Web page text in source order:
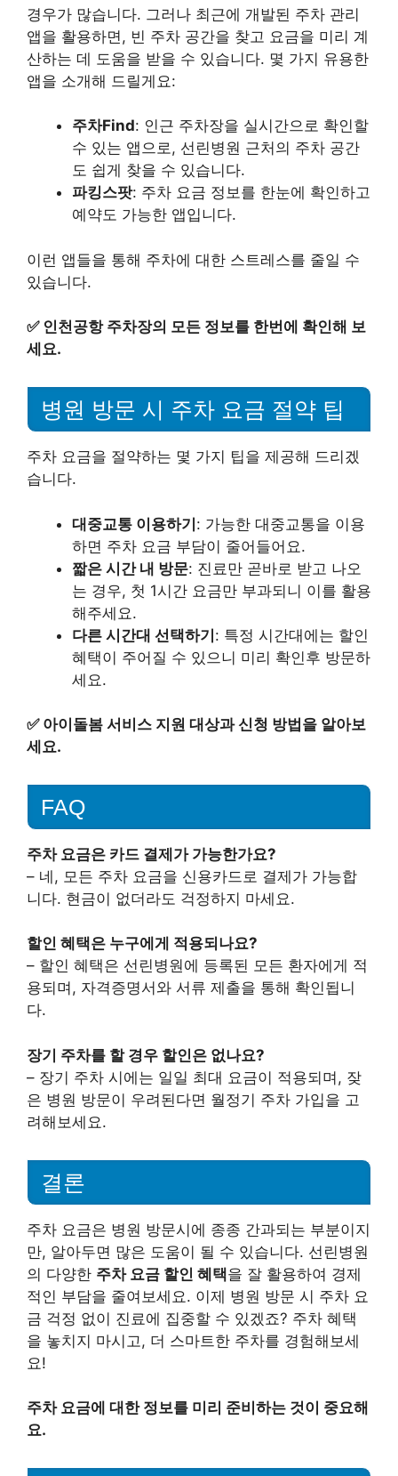
경우가 많습니다. 그러나 최근에 개발된 주차 관리
앱을 활용하면, 빈 주차 공간을 찾고 요금을 미리 계
산하는 데 도움을 받을 수 있습니다. 몇 가지 유용한
앱을 소개해 드릴게요:
주차Find: 인근 주차장을 실시간으로 확인할
수 있는 앱으로, 선린병원 근처의 주차 공간
도 쉽게 찾을 수 있습니다.
파킹스팟: 주차 요금 정보를 한눈에 확인하고
예약도 가능한 앱입니다.
이런 앱들을 통해 주차에 대한 스트레스를 줄일 수
있습니다.
✅ 인천공항 주차장의 모든 정보를 한번에 확인해 보
세요.
병원 방문 시 주차 요금 절약 팁
주차 요금을 절약하는 몇 가지 팁을 제공해 드리겠
습니다.
대중교통 이용하기: 가능한 대중교통을 이용
하면 주차 요금 부담이 줄어들어요.
짧은 시간 내 방문: 진료만 곧바로 받고 나오
는 경우, 첫 1시간 요금만 부과되니 이를 활용
해주세요.
다른 시간대 선택하기: 특정 시간대에는 할인
혜택이 주어질 수 있으니 미리 확인후 방문하
세요.
✅ 아이돌봄 서비스 지원 대상과 신청 방법을 알아보
세요.
FAQ
주차 요금은 카드 결제가 가능한가요?
– 네, 모든 주차 요금을 신용카드로 결제가 가능합
니다. 현금이 없더라도 걱정하지 마세요.
할인 혜택은 누구에게 적용되나요?
– 할인 혜택은 선린병원에 등록된 모든 환자에게 적
용되며, 자격증명서와 서류 제출을 통해 확인됩니
다.
장기 주차를 할 경우 할인은 없나요?
– 장기 주차 시에는 일일 최대 요금이 적용되며, 잦
은 병원 방문이 우려된다면 월정기 주차 가입을 고
려해보세요.
결론
주차 요금은 병원 방문시에 종종 간과되는 부분이지
만, 알아두면 많은 도움이 될 수 있습니다. 선린병원
의 다양한 주차 요금 할인 혜택을 잘 활용하여 경제
적인 부담을 줄여보세요. 이제 병원 방문 시 주차 요
금 걱정 없이 진료에 집중할 수 있겠죠? 주차 혜택
을 놓치지 마시고, 더 스마트한 주차를 경험해보세
요!
주차 요금에 대한 정보를 미리 준비하는 것이 중요해
요.